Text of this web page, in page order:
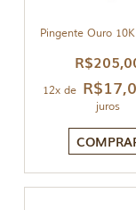
Pingente Ouro
R$
12x de R$
juros